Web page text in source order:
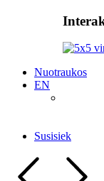
Nuotraukos
EN
Susisiek